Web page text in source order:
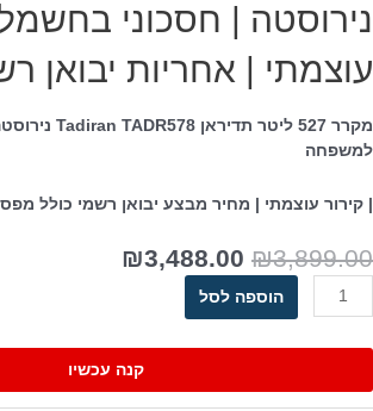
| חסכוני בחשמל
| אחריות יבואן
527 ליטר תדיראן
קירור עוצמתי | מחיר מבצע יבואן רשמי כולל
₪
₪3,488.00
הוספה לסל
קנה עכשיו